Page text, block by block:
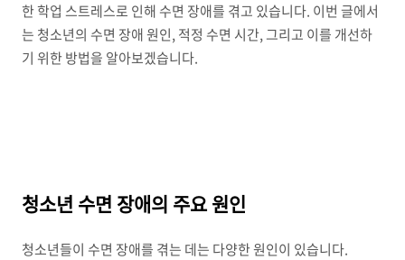
한 학업 스트레스로 인해 수면 장애를 겪고 있습니다. 이번 글에서
는 청소년의 수면 장애 원인, 적정 수면 시간, 그리고 이를 개선하
기 위한 방법을 알아보겠습니다.
청소년 수면 장애의 주요 원인
청소년들이 수면 장애를 겪는 데는 다양한 원인이 있습니다.